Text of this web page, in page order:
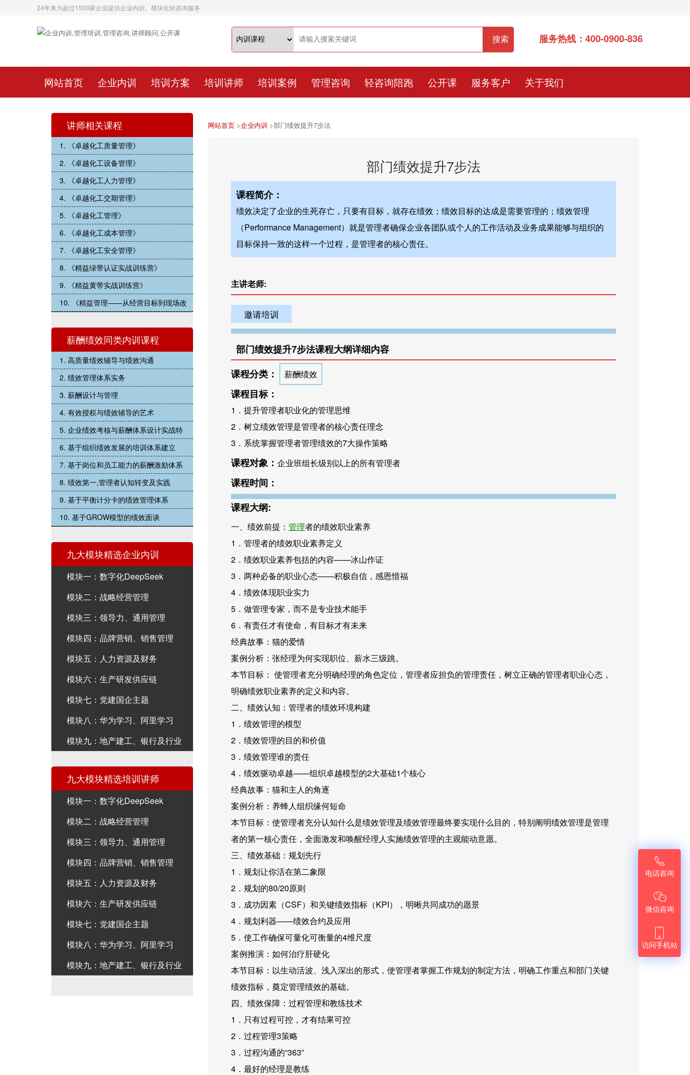
24年来为超过1500家企业提供企业内训、模块化轻咨询服务
服务热线：400-0900-836
网站首页 企业内训 培训方案 培训讲师 培训案例 管理咨询 轻咨询陪跑 公开课 服务客户 关于我们
网站首页>企业内训 >部门绩效提升7步法
部门绩效提升7步法
课程简介：
绩效决定了企业的生死存亡，只要有目标，就存在绩效；绩效目标的达成是需要管理的；绩效管理
（Performance Management）就是管理者确保企业各团队或个人的工作活动及业务成果能够与组织的
目标保持一致的这样一个过程，是管理者的核心责任。
主讲老师:
邀请培训
部门绩效提升7步法课程大纲详细内容
课程分类：
薪酬绩效
课程目标：
1．提升管理者职业化的管理思维
2．树立绩效管理是管理者的核心责任理念
3．系统掌握管理者管理绩效的7大操作策略
课程对象： 企业班组长级别以上的所有管理者
课程时间：
课程大纲:
一、绩效前提： 管理者的绩效职业素养
1．管理者的绩效职业素养定义
2．绩效职业素养包括的内容——冰山作证
3．两种必备的职业心态——积极自信，感恩惜福
4．绩效体现职业实力
5．做管理专家，而不是专业技术能手
6．有责任才有使命，有目标才有未来
经典故事：猫的爱情
案例分析：张经理为何实现职位、薪水三级跳。
本节目标： 使管理者充分明确经理的角色定位，管理者应担负的管理责任，树立正确的管理者职业心态，
明确绩效职业素养的定义和内容。
二、绩效认知：管理者的绩效环境构建
1．绩效管理的模型
2．绩效管理的目的和价值
3．绩效管理谁的责任
4．绩效驱动卓越——组织卓越模型的2大基础1个核心
经典故事：猫和主人的角逐
案例分析：养蜂人组织缘何短命
本节目标：使管理者充分认知什么是绩效管理及绩效管理最终要实现什么目的，特别阐明绩效管理是管理
者的第一核心责任，全面激发和唤醒经理人实施绩效管理的主观能动意愿。
三、绩效基础：规划先行
1．规划让你活在第二象限
2．规划的80/20原则
3．成功因素（CSF）和关键绩效指标（KPI），明晰共同成功的愿景
4．规划利器——绩效合约及应用
5．使工作确保可量化可衡量的4维尺度
案例推演：如何治疗肝硬化
本节目标：以生动活波、浅入深出的形式，使管理者掌握工作规划的制定方法，明确工作重点和部门关键
绩效指标，奠定管理绩效的基础。
四、绩效保障：过程管理和教练技术
1．只有过程可控，才有结果可控
2．过程管理3策略
3．过程沟通的“363”
4．最好的经理是教练
讲师相关课程
1. 《卓越化工质量管理》
2. 《卓越化工设备管理》
3. 《卓越化工人力管理》
4. 《卓越化工交期管理》
5. 《卓越化工管理》
6. 《卓越化工成本管理》
7. 《卓越化工安全管理》
8. 《精益绿带认证实战训练营》
9. 《精益黄带实战训练营》
10. 《精益管理——从经营目标到现场改
薪酬绩效同类内训课程
1. 高质量绩效辅导与绩效沟通
2. 绩效管理体系实务
3. 薪酬设计与管理
4. 有效授权与绩效辅导的艺术
5. 企业绩效考核与薪酬体系设计实战特
6. 基于组织绩效发展的培训体系建立
7. 基于岗位和员工能力的薪酬激励体系
8. 绩效第一,管理者认知转变及实践
9. 基于平衡计分卡的绩效管理体系
10. 基于GROW模型的绩效面谈
九大模块精选企业内训
模块一：数字化DeepSeek
模块二：战略经营管理
模块三：领导力、通用管理
模块四：品牌营销、销售管理
模块五：人力资源及财务
模块六：生产研发供应链
模块七：党建国企主题
模块八：华为学习、阿里学习
模块九：地产建工、银行及行业
九大模块精选培训讲师
模块一：数字化DeepSeek
模块二：战略经营管理
模块三：领导力、通用管理
模块四：品牌营销、销售管理
模块五：人力资源及财务
模块六：生产研发供应链
模块七：党建国企主题
模块八：华为学习、阿里学习
模块九：地产建工、银行及行业

电话咨询

微信咨询

访问手机站